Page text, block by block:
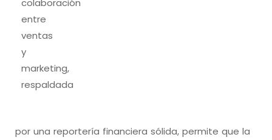
colaboración
entre
ventas
y
marketing,
respaldada
por una reportería financiera sólida, permite que la